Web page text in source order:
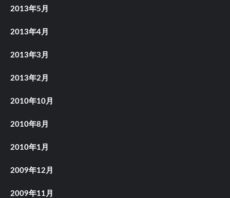
2013年5月
2013年4月
2013年3月
2013年2月
2010年10月
2010年8月
2010年1月
2009年12月
2009年11月